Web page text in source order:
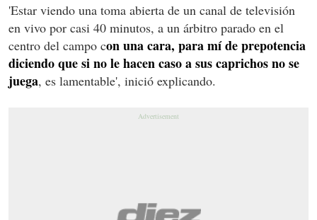
'Estar viendo una toma abierta de un canal de televisión
en vivo por casi 40 minutos, a un árbitro parado en el
centro del campo con una cara, para mí de prepotencia
diciendo que si no le hacen caso a sus caprichos no se
juega, es lamentable', inició explicando.